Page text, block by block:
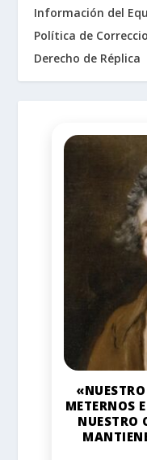
Información del
Política de
Derecho de Réplica
METERNOS
NUESTRO